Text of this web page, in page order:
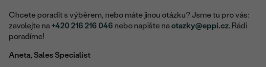
Chcete poradit s výběrem, nebo máte jinou otázku? Jsme tu pro vás:
zavolejte na +420 216 216 046 nebo napište naotazky@eppi.cz. Rádi
poradíme!
Aneta, Sales Specialist